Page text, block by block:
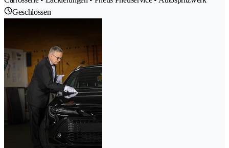
Geschlossen